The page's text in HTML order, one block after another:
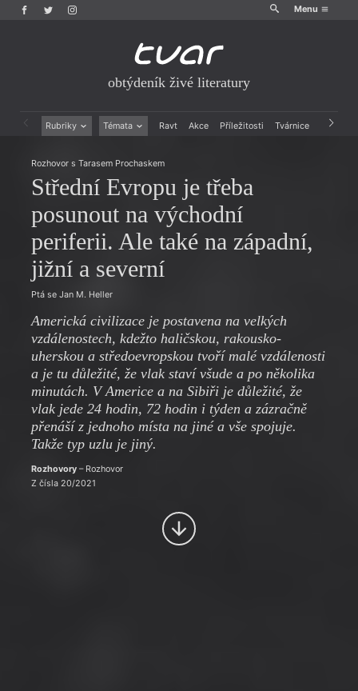
Menu
obtýdeník živé literatury
Rubriky Témata Ravt Akce Příležitosti Tvárnice Archiv
Drobná publicistika
Esejistika
Reportáže
Rozhovory
Právě vychází
Mauzoleum
Historie kolonialismu
Dokument
Výroční ceny
Rozhovor s Tarasem Prochaskem
Střední Evropu je třeba
posunout na východní
periferii. Ale také na západní,
jižní a severní
Ptá se Jan M. Heller
Americká civilizace je postavena na velkých
vzdálenostech, kdežto haličskou, rakousko-
uherskou a středoevropskou tvoří malé vzdálenosti
a je tu důležité, že vlak staví všude a po několika
minutách. V Americe a na Sibiři je důležité, že
vlak jede 24 hodin, 72 hodin i týden a zázračně
přenáší z jednoho místa na jiné a vše spojuje.
Takže typ uzlu je jiný.
Rozhovory– Rozhovor
Z čísla 20/2021